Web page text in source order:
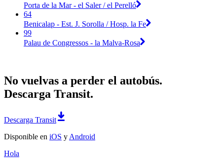
Porta de la Mar - el Saler / el Perelló
64
Benicalap - Est. J. Sorolla / Hosp. la Fe
99
Palau de Congressos - la Malva-Rosa
No vuelvas a perder el autobús.
Descarga Transit.
Descarga Transit
Disponible en iOS y Android
Hola